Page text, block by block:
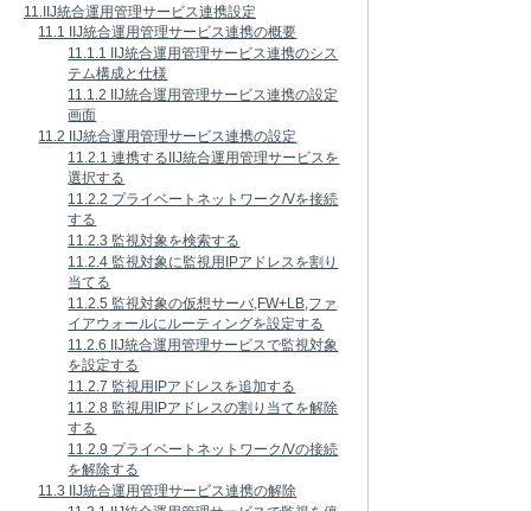
11.IIJ統合運用管理サービス連携設定
11.1 IIJ統合運用管理サービス連携の概要
11.1.1 IIJ統合運用管理サービス連携のシス
テム構成と仕様
11.1.2 IIJ統合運用管理サービス連携の設定
画面
11.2 IIJ統合運用管理サービス連携の設定
11.2.1 連携するIIJ統合運用管理サービスを
選択する
11.2.2 プライベートネットワーク/Vを接続
する
11.2.3 監視対象を検索する
11.2.4 監視対象に監視用IPアドレスを割り
当てる
11.2.5 監視対象の仮想サーバ,FW+LB,ファ
イアウォールにルーティングを設定する
11.2.6 IIJ統合運用管理サービスで監視対象
を設定する
11.2.7 監視用IPアドレスを追加する
11.2.8 監視用IPアドレスの割り当てを解除
する
11.2.9 プライベートネットワーク/Vの接続
を解除する
11.3 IIJ統合運用管理サービス連携の解除